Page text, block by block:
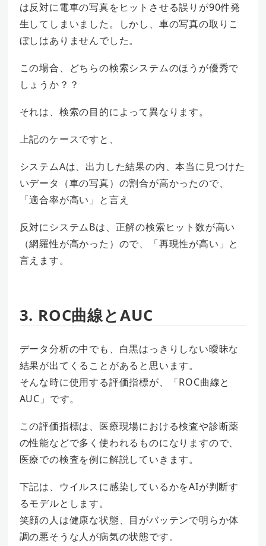
は反対に電車の写真をヒットさせる誤りが90件発
生してしまいました。しかし、車の写真の取りこ
ぼしはありませんでした。
この場合、どちらの検索システムのほうが優秀で
しょうか？？
それは、検索の目的によって異なります。
上記のケースですと、
システムAは、出力した結果の内、本当に見つけた
いデータ（車の写真）の割合が高かったので、
「適合率が高い」と言え
反対にシステムBは、正解の検索ヒット数が高い
（網羅性が高かった）ので、「再現性が高い」と
言えます。
3. ROC曲線とAUC
データ分析の中でも、白黒はっきりしない曖昧な
結果が出てくることがあると思います。
そんな時に使用する評価指標が、「ROC曲線と
AUC」です。
この評価指標は、医療現場における検査や診断薬
の性能などで多く使われるものになりますので、
医療での検査を例に解説していきます。
下記は、ウイルスに感染しているかをAIが判断す
るモデルとします。
笑顔の人は健康な状態、目がバッテンで明らか体
調の悪そうな人が病気の状態です。